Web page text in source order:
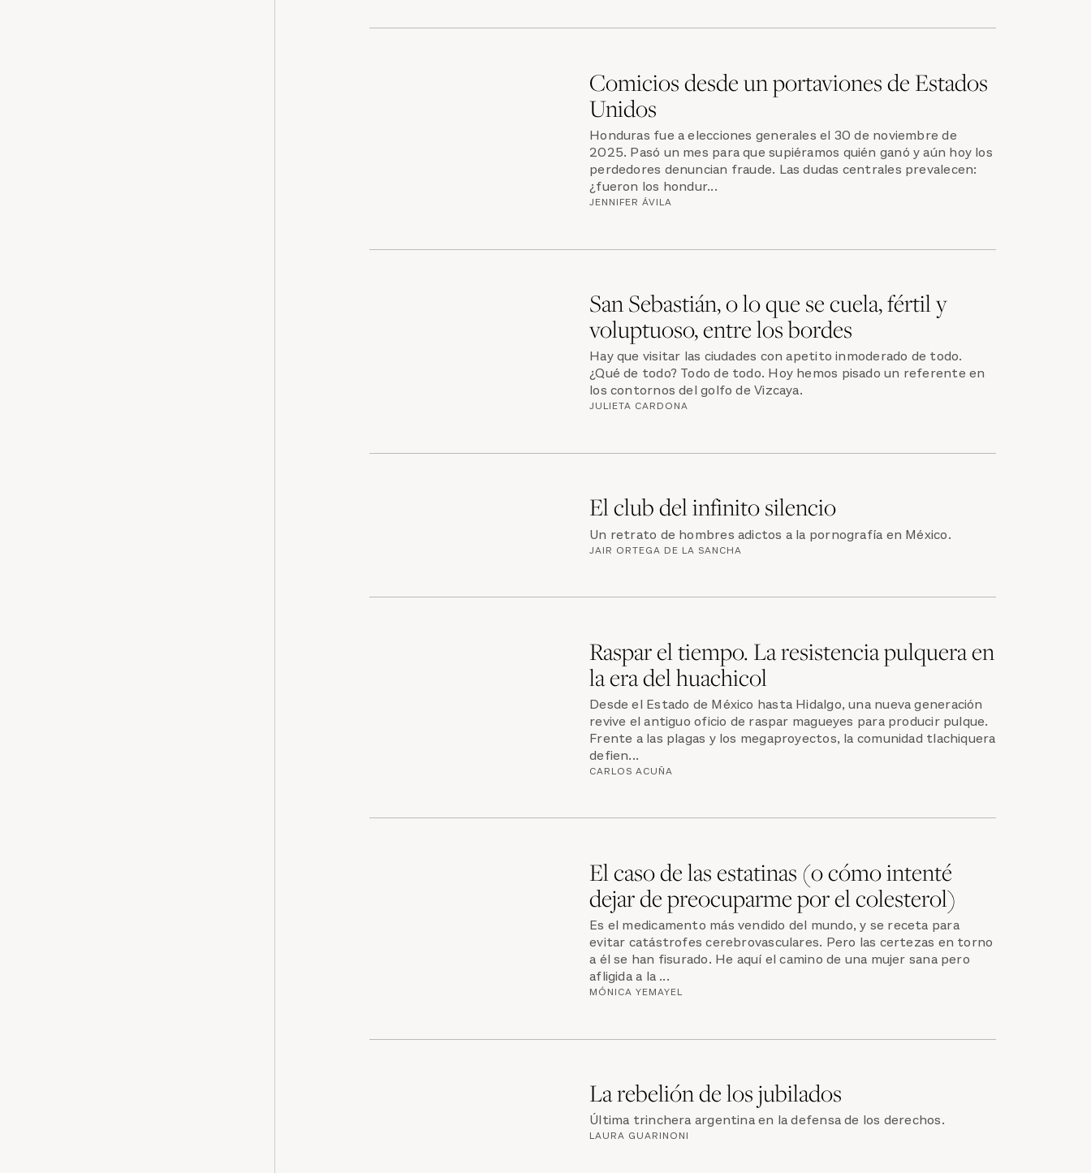
Comicios desde un portaviones de Estados
Unidos
Honduras fue a elecciones generales el 30 de noviembre de
2025. Pasó un mes para que supiéramos quién ganó y aún hoy los
perdedores denuncian fraude. Las dudas centrales prevalecen:
¿fueron los hondur...
JENNIFER ÁVILA
San Sebastián, o lo que se cuela, fértil y
voluptuoso, entre los bordes
Hay que visitar las ciudades con apetito inmoderado de todo.
¿Qué de todo? Todo de todo. Hoy hemos pisado un referente en
los contornos del golfo de Vizcaya.
JULIETA CARDONA
El club del infinito silencio
Un retrato de hombres adictos a la pornografía en México.
JAIR ORTEGA DE LA SANCHA
Raspar el tiempo. La resistencia pulquera en
la era del huachicol
Desde el Estado de México hasta Hidalgo, una nueva generación
revive el antiguo oficio de raspar magueyes para producir pulque.
Frente a las plagas y los megaproyectos, la comunidad tlachiquera
defien...
CARLOS ACUÑA
El caso de las estatinas (o cómo intenté
dejar de preocuparme por el colesterol)
Es el medicamento más vendido del mundo, y se receta para
evitar catástrofes cerebrovasculares. Pero las certezas en torno
a él se han fisurado. He aquí el camino de una mujer sana pero
afligida a la ...
MÓNICA YEMAYEL
La rebelión de los jubilados
Última trinchera argentina en la defensa de los derechos.
LAURA GUARINONI